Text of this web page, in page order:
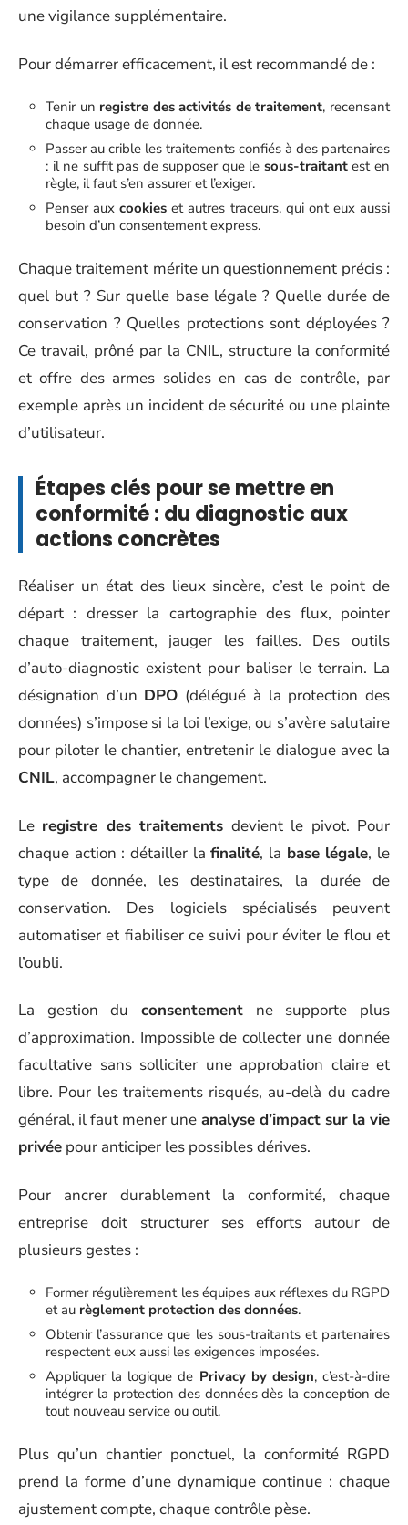
une vigilance supplémentaire.
Pour démarrer efficacement, il est recommandé de :
Tenir un registre des activités de traitement, recensant
chaque usage de donnée.
Passer au crible les traitements confiés à des partenaires
: il ne suffit pas de supposer que le sous-traitantest en
règle, il faut s’en assurer et l’exiger.
Penser auxcookies et autres traceurs, qui ont eux aussi
besoin d’un consentement express.
Chaque traitement mérite un questionnement précis :
quel but ? Sur quelle base légale ? Quelle durée de
conservation ? Quelles protections sont déployées ?
Ce travail, prôné par la CNIL, structure la conformité
et offre des armes solides en cas de contrôle, par
exemple après un incident de sécurité ou une plainte
d’utilisateur.
Étapes clés pour se mettre en
conformité : du diagnostic aux
actions concrètes
Réaliser un état des lieux sincère, c’est le point de
départ : dresser la cartographie des flux, pointer
chaque traitement, jauger les failles. Des outils
d’auto-diagnostic existent pour baliser le terrain. La
désignation d’un DPO (délégué à la protection des
données) s’impose si la loi l’exige, ou s’avère salutaire
pour piloter le chantier, entretenir le dialogue avec la
CNIL, accompagner le changement.
Le registre des traitements devient le pivot. Pour
chaque action : détailler lafinalité, la base légale, le
type de donnée, les destinataires, la durée de
conservation. Des logiciels spécialisés peuvent
automatiser et fiabiliser ce suivi pour éviter le flou et
l’oubli.
La gestion du consentement ne supporte plus
d’approximation. Impossible de collecter une donnée
facultative sans solliciter une approbation claire et
libre. Pour les traitements risqués, au-delà du cadre
général, il faut mener une analyse d’impact sur la vie
privée pour anticiper les possibles dérives.
Pour ancrer durablement la conformité, chaque
entreprise doit structurer ses efforts autour de
plusieurs gestes :
Former régulièrement les équipes aux réflexes du RGPD
et au règlement protection des données.
Obtenir l’assurance que les sous-traitants et partenaires
respectent eux aussi les exigences imposées.
Appliquer la logique de Privacy by design, c’est-à-dire
intégrer la protection des données dès la conception de
tout nouveau service ou outil.
Plus qu’un chantier ponctuel, la conformité RGPD
prend la forme d’une dynamique continue : chaque
ajustement compte, chaque contrôle pèse.